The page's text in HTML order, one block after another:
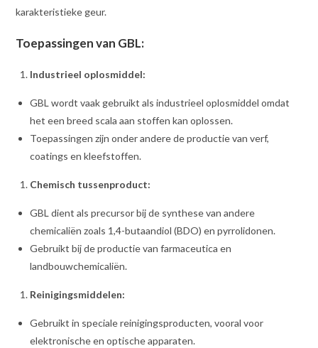
karakteristieke geur.
Toepassingen van GBL:
Industrieel oplosmiddel:
GBL wordt vaak gebruikt als industrieel oplosmiddel omdat
het een breed scala aan stoffen kan oplossen.
Toepassingen zijn onder andere de productie van verf,
coatings en kleefstoffen.
Chemisch tussenproduct:
GBL dient als precursor bij de synthese van andere
chemicaliën zoals 1,4-butaandiol (BDO) en pyrrolidonen.
Gebruikt bij de productie van farmaceutica en
landbouwchemicaliën.
Reinigingsmiddelen:
Gebruikt in speciale reinigingsproducten, vooral voor
elektronische en optische apparaten.